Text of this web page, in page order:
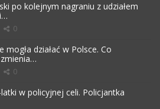
po kolejnym nagraniu z udziałem
0
mogła działać w Polsce. Co
0
w policyjnej celi. Policjantka